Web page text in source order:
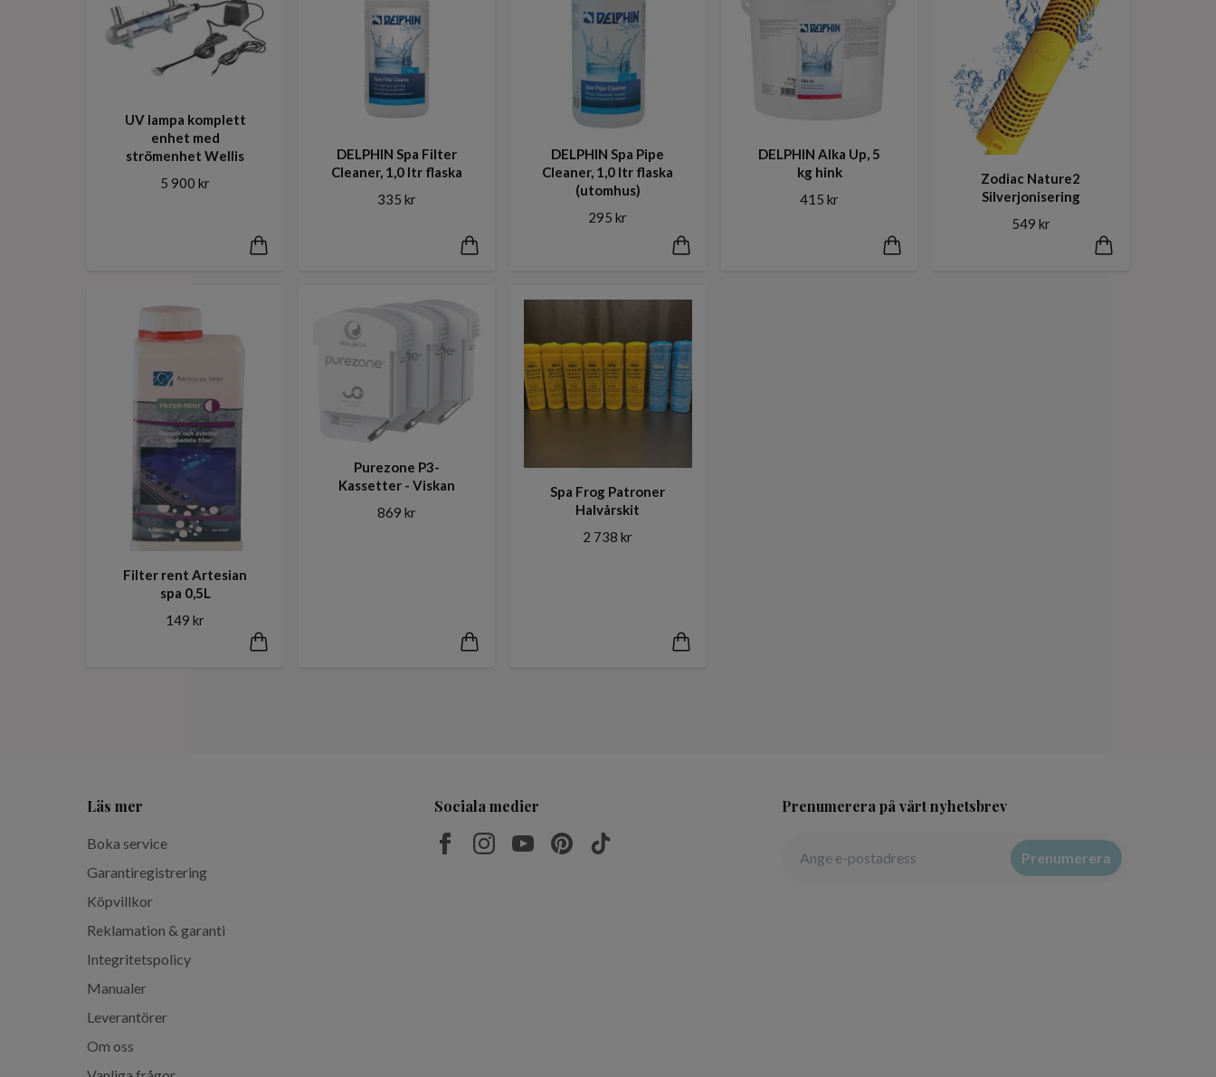
UV lampa komplett
enhet med
strömenhet Wellis
5 900 kr
DELPHIN Spa Filter
Cleaner, 1,0 ltr flaska
335 kr
DELPHIN Spa Pipe
Cleaner, 1,0 ltr flaska
(utomhus)
295 kr
DELPHIN Alka Up, 5
kg hink
415 kr
Zodiac Nature2
Silverjonisering
549 kr
Filter rent Artesian
spa 0,5L
149 kr
Purezone P3-
Kassetter - Viskan
869 kr
Spa Frog Patroner
Halvårskit
2 738 kr
Läs mer
Boka service
Garantiregistrering
Köpvillkor
Reklamation & garanti
Integritetspolicy
Manualer
Leverantörer
Om oss
Sociala medier Prenumerera på vårt nyhetsbrev
Prenumerera